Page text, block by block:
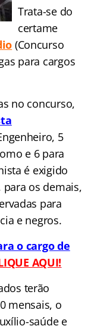
Trata-se do
certame
(Concurso
para cargos
no concurso,
5
e 6 para
é exigido
os demais,
para
e negros.
o cargo de
AQUI!
terão
mensais, o
saúde e